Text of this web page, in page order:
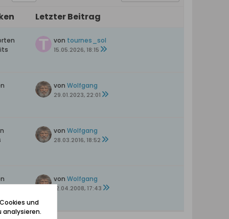
Letzter Beitrag
von tournes_sol
15.05.2026, 18:15
von Wolfgang
29.01.2023, 22:01
von Wolfgang
28.03.2016, 18:52
von Wolfgang
12.04.2008, 17:43
und